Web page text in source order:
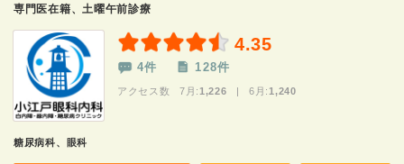
専門医在籍、土曜午前診療
4.35
4件 128件
アクセス数 7月: 1,226 | 6月: 1,240
糖尿病科、眼科